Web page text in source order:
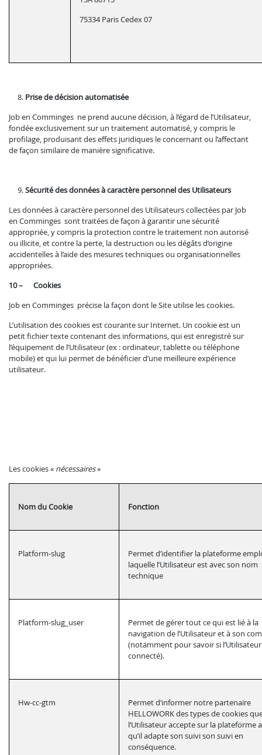
75334 Paris Cedex 07
Prise de décision automatisée
Job en Comminges ne prend aucune décision, à l’égard de l’Utilisateur,
fondée exclusivement sur un traitement automatisé, y compris le
profilage, produisant des effets juridiques le concernant ou l’affectant
de façon similaire de manière significative.
Sécurité des données à caractère personnel des Utilisateurs
Les données à caractère personnel des Utilisateurs collectées par Job
en Comminges sont traitées de façon à garantir une sécurité
appropriée, y compris la protection contre le traitement non autorisé
ou illicite, et contre la perte, la destruction ou les dégâts d’origine
accidentelles à l’aide des mesures techniques ou organisationnelles
appropriées.
10 – Cookies
Job en Comminges précise la façon dont le Site utilise les cookies.
L’utilisation des cookies est courante sur Internet. Un cookie est un
petit fichier texte contenant des informations, qui est enregistré sur
l’équipement de l’Utilisateur (ex : ordinateur, tablette ou téléphone
mobile) et qui lui permet de bénéficier d’une meilleure expérience
utilisateur.
Les cookies « nécessaires»
Nom du Cookie Fonction
Platform-slug
Permet d’identifier la plateforme
laquelle l’Utilisateur est avec son nom
technique
Platform-slug_user
Permet de gérer tout ce qui est lié à la
navigation de l’Utilisateur et à son
(notamment pour savoir si
connecté).
Hw-cc-gtm
Permet d’informer notre partenaire
HELLOWORK des types de cookies
l’Utilisateur accepte sur la plateforme
qu’il adapte son suivi son suivi en
conséquence.